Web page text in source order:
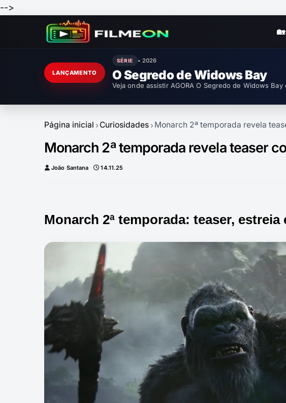
-->
LANÇAMENTO
SÉRIE • 2026
O Segredo de Widows Bay
Veja onde assistir AGORA O Segredo de Widows
Página inicial Curiosidades Monarch 2ª temporada revela
Monarch 2ª temporada revela teaser
João Santana 14.11.25
Monarch 2ª temporada: teaser,